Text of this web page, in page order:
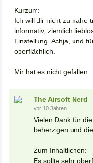
Kurzum:
Ich will dir nicht zu nahe
informativ, ziemlich
Einstellung. Achja, und
oberflächlich.
Mir hat es nicht gefallen.
The Airsoft Nerd
vor 10 Jahren
Vielen Dank für
beherzigen und
Zum Inhaltlichen:
Es sollte sehr